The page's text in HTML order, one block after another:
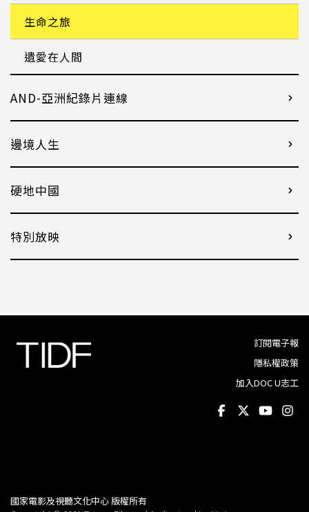
生命之旅
遺愛在人間
AND-亞洲紀錄片連線
邊境人生
硬地中國
特別放映
訂閱電子報
隱私權政策
加入DOC U志工
國家電影及視聽文化中心 版權所有